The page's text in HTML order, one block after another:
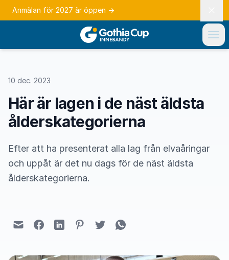
Anmälan för 2027 är öppen →
10 dec. 2023
Här är lagen i de näst äldsta
ålderskategorierna
Efter att ha presenterat alla lag från elvaåringar
och uppåt är det nu dags för de näst äldsta
ålderskategorierna.